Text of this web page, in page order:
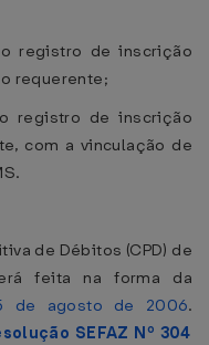
registro de inscrição
requerente;
registro de inscrição
com a vinculação de
de Débitos (CPD) de
feita na forma da
de agosto de 2006.
SEFAZ Nº 304